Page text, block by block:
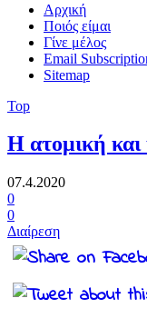
Αρχική
Ποιός είμαι
Γίνε μέλος
Email
Sitemap
Top
Η ατομική και
07.4.2020
0
0
Διαίρεση